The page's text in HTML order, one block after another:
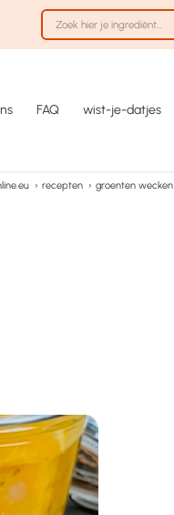
FAQ wist-je-datjes
› recepten › groenten wecken